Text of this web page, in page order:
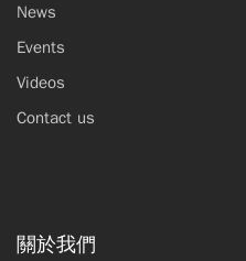
News
Events
Videos
Contact us
關於我們